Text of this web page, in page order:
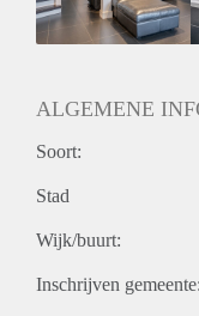
ALGEMENE
Soort:
Stad
Wijk/buurt:
Inschrijven gemeente: